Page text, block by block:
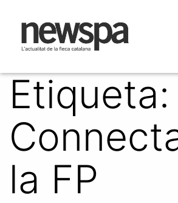
Etiqueta:
la FP